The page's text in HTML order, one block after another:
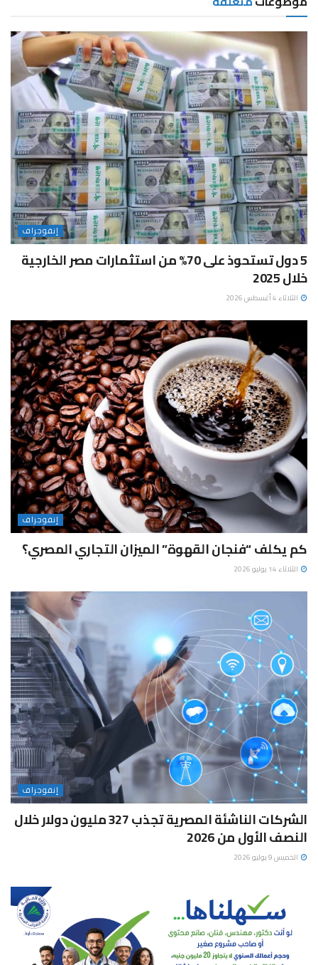
إنفوجراف
5 دول تستحوذ على 70% من استثمارات مصر الخارجية
خلال 2025
الثلاثاء 4 أغسطس 2026
إنفوجراف
كم يكلف “فنجان القهوة” الميزان التجاري المصري؟
الثلاثاء 14 يوليو 2026
إنفوجراف
الشركات الناشئة المصرية تجذب 327 مليون دولار خلال
النصف الأول من 2026
الخميس 9 يوليو 2026